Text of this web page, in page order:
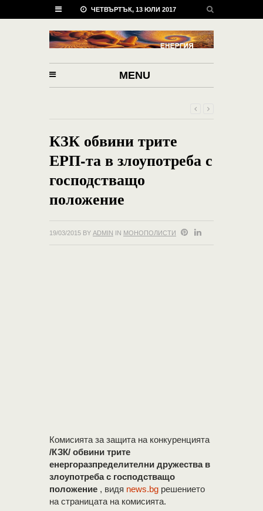
ЧЕТВЪРТЪК, 13 ЮЛИ 2017
MENU
КЗК обвини трите
ЕРП-та в злоупотреба с
господстващо
положение
19/03/2015 BY ADMIN IN МОНОПОЛИСТИ
Комисията за защита на конкуренцията
/КЗК/ обвини трите
енергоразпределителни дружества в
злоупотреба с господстващо
положение , видя news.bg решението
на страницата на комисията.